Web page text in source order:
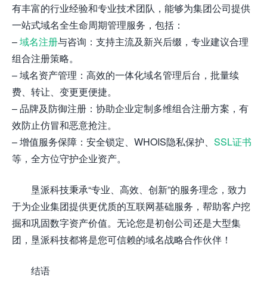
有丰富的行业经验和专业技术团队，能够为集团公司提供
一站式域名全生命周期管理服务，包括：
–域名注册与咨询：支持主流及新兴后缀，专业建议合理
组合注册策略。
– 域名资产管理：高效的一体化域名管理后台，批量续
费、转让、变更更便捷。
– 品牌及防御注册：协助企业定制多维组合注册方案，有
效防止仿冒和恶意抢注。
– 增值服务保障：安全锁定、WHOIS隐私保护、 SSL证书
等，全方位守护企业资产。
垦派科技秉承“专业、高效、创新”的服务理念，致力
于为企业集团提供更优质的互联网基础服务，帮助客户挖
掘和巩固数字资产价值。无论您是初创公司还是大型集
团，垦派科技都将是您可信赖的域名战略合作伙伴！
结语